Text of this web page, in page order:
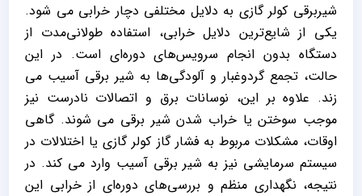
شیربرقی کولر گازی به دلایل مختلفی دچار خرابی می شود.
یکی از شایع‌ترین دلایل خرابی، استفاده طولانی‌مدت از
دستگاه بدون انجام سرویس‌های دوره‌ای است. در این
حالت، تجمع گردوغبار و آلودگی‌ها به شیر برقی آسیب می
زند. علاوه بر این، نوسانات برق و اتصالات نادرست نیز
موجب سوختن یا خراب شدن شیر برقی می شوند. گاهی
اوقات، مشکلات مربوط به فشار گاز کولر گازی یا اختلالات در
سیستم سرمایشی نیز به شیر برقی آسیب وارد می کند. در
نتیجه، نگهداری منظم و بررسی‌های دوره‌ای از خرابی این